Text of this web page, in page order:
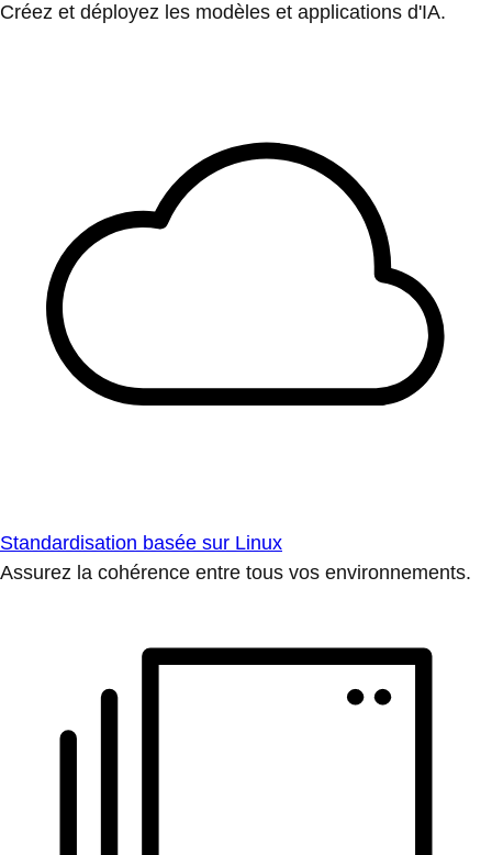
Créez et déployez les modèles et applications d'IA.
Standardisation basée sur Linux
Assurez la cohérence entre tous vos environnements.